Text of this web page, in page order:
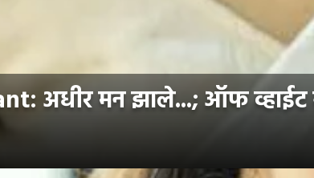
अधीर मन झाले...; ऑफ व्हाईट